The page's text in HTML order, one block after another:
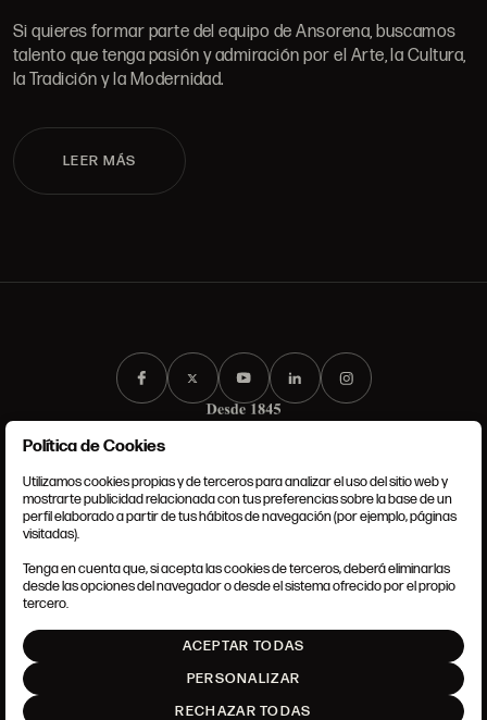
Si quieres formar parte del equipo de Ansorena, buscamos
talento que tenga pasión y admiración por el Arte, la Cultura,
la Tradición y la Modernidad.
LEER MÁS
CONDICIONES GENERALES
POLÍTICA DE COOKIES
AJUSTE DE COOKIES
Política de Cookies
Utilizamos cookies propias y de terceros para analizar el uso del sitio web y
mostrarte publicidad relacionada con tus preferencias sobre la base de un
perfil elaborado a partir de tus hábitos de navegación (por ejemplo, páginas
visitadas).
Tenga en cuenta que, si acepta las cookies de terceros, deberá eliminarlas
desde las opciones del navegador o desde el sistema ofrecido por el propio
tercero.
ACEPTAR TODAS
PERSONALIZAR
RECHAZAR TODAS